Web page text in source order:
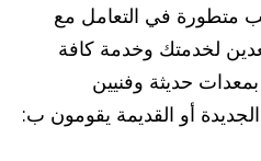
متطورة في التعامل مع
لخدمتك وخدمة كافة
حديثة وفنيين
أو القديمة يقومون ب: